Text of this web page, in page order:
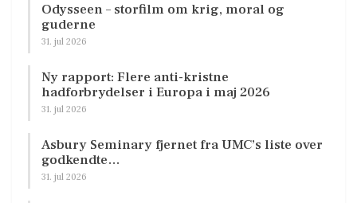
Odysseen – storfilm om krig, moral og
guderne
31. jul 2026
Ny rapport: Flere anti-kristne
hadforbrydelser i Europa i maj 2026
31. jul 2026
Asbury Seminary fjernet fra UMC’s liste over
godkendte…
31. jul 2026